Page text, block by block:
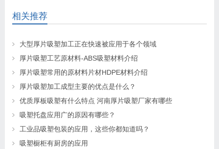
相关推荐
大型厚片吸塑加工正在快速被应用于各个领域
厚片吸塑工艺原材料-ABS吸塑材料介绍
厚片吸塑常用的原材料片材HDPE材料介绍
厚片吸塑加工成型主要的优点是什么？
优质厚板吸塑有什么特点 河南厚片吸塑厂家有哪些
吸塑托盘应用广的原因有哪些？
工业品吸塑包装的应用，这些你都知道吗？
吸塑橱柜有厨房的应用